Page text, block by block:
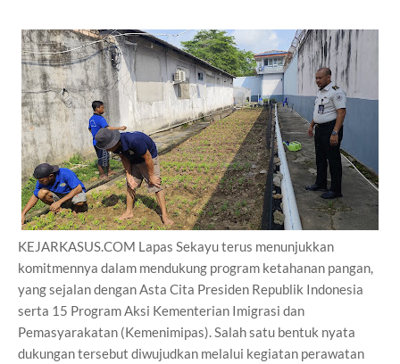
KEJARKASUS.COM Lapas Sekayu terus menunjukkan
komitmennya dalam mendukung program ketahanan pangan,
yang sejalan dengan Asta Cita Presiden Republik Indonesia
serta 15 Program Aksi Kementerian Imigrasi dan
Pemasyarakatan (Kemenimipas). Salah satu bentuk nyata
dukungan tersebut diwujudkan melalui kegiatan perawatan